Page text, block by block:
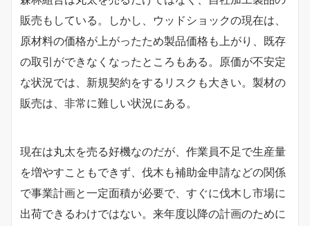
販売もしている。しかし、ウッドショックの現在は、
原材料の価格が上がったため製品価格も上がり、既存
の取引ができなくなったところもある。原価が不安定
な状況では、新規契約をするリスクも大きい。製材の
販売は、非常に難しい状況にある。
現在は丸太を売る好機なのだが、作業員不足で生産量
を増やすこともできず、伐木も補助金申請などの関係
で事業計画と一定面積が必要で、すぐに伐木し市場に
出荷できるわけではない。来年度以降の計画のために